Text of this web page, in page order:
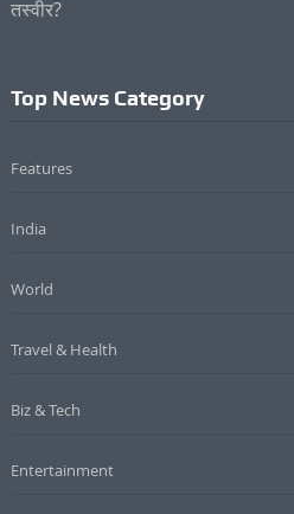
Top News Category
Features
India
World
Travel & Health
Biz & Tech
Entertainment